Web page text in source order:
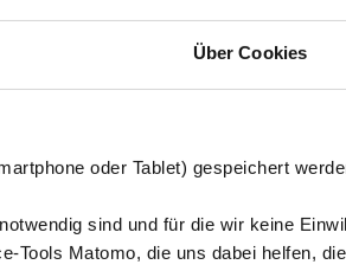
Über Cookies
oder Tablet) gespeichert
sind und für die wir keine
Tools Matomo, die uns dabei helfen, die
daDas ganze LebenGmbH e